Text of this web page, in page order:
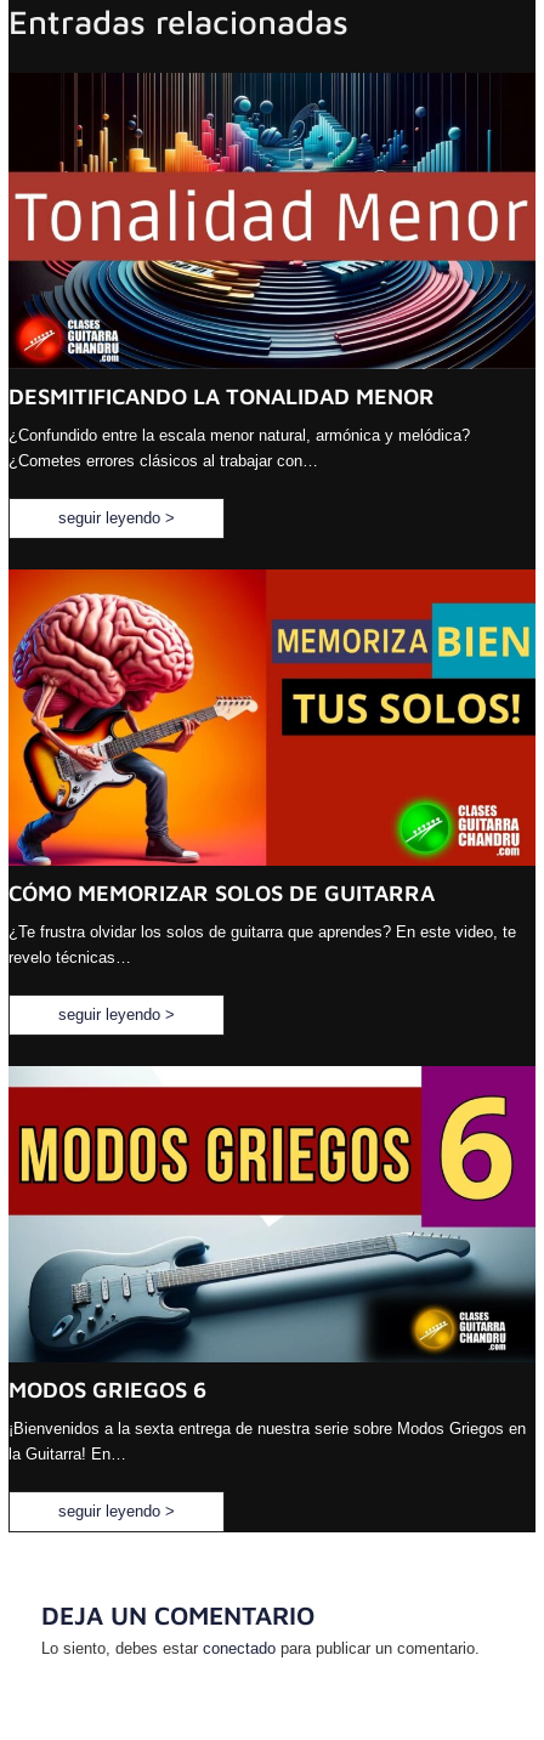
Entradas relacionadas
DESMITIFICANDO LA TONALIDAD MENOR
¿Confundido entre la escala menor natural, armónica y melódica?
¿Cometes errores clásicos al trabajar con…
seguir leyendo >
CÓMO MEMORIZAR SOLOS DE GUITARRA
¿Te frustra olvidar los solos de guitarra que aprendes? En este video, te
revelo técnicas…
seguir leyendo >
MODOS GRIEGOS 6
¡Bienvenidos a la sexta entrega de nuestra serie sobre Modos Griegos en
la Guitarra! En…
seguir leyendo >
DEJA UN COMENTARIO
Lo siento, debes estarconectado para publicar un comentario.